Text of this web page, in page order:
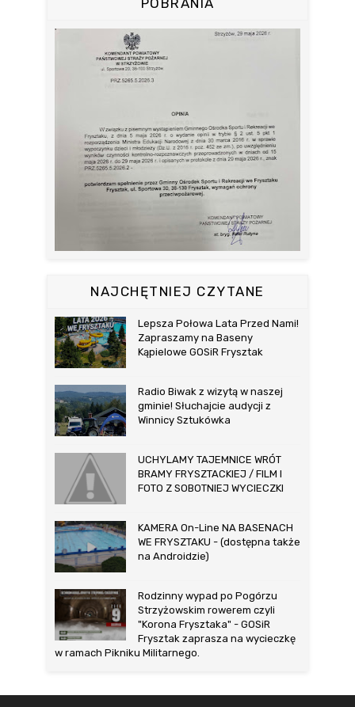
POBRANIA
NAJCHĘTNIEJ CZYTANE
Lepsza Połowa Lata Przed Nami!
Zapraszamy na Baseny
Kąpielowe GOSiR Frysztak
Radio Biwak z wizytą w naszej
gminie! Słuchajcie audycji z
Winnicy Sztukówka
UCHYLAMY TAJEMNICE WRÓT
BRAMY FRYSZTACKIEJ / FILM I
FOTO Z SOBOTNIEJ WYCIECZKI
KAMERA On-Line NA BASENACH
WE FRYSZTAKU - (dostępna także
na Androidzie)
Rodzinny wypad po Pogórzu
Strzyżowskim rowerem czyli
"Korona Frysztaka" - GOSiR
Frysztak zaprasza na wycieczkę
w ramach Pikniku Militarnego.